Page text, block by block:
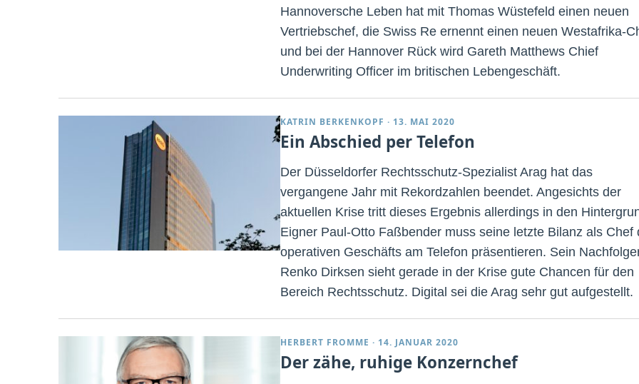
Hannoversche Leben hat mit Thomas Wüstefeld einen neuen
Vertriebschef, die Swiss Re ernennt einen neuen Westafrika-
und bei der Hannover Rück wird Gareth Matthews Chief
Underwriting Officer im britischen Lebengeschäft.
KATRIN BERKENKOPF · 13. MAI 2020
Ein Abschied per Telefon
Der Düsseldorfer Rechtsschutz-Spezialist Arag hat das
vergangene Jahr mit Rekordzahlen beendet. Angesichts der
aktuellen Krise tritt dieses Ergebnis allerdings in den
Eigner Paul-Otto Faßbender muss seine letzte Bilanz als Chef
operativen Geschäfts am Telefon präsentieren. Sein
Renko Dirksen sieht gerade in der Krise gute Chancen für den
Bereich Rechtsschutz. Digital sei die Arag sehr gut aufgestellt.
HERBERT FROMME · 14. JANUAR 2020
Der zähe, ruhige Konzernchef